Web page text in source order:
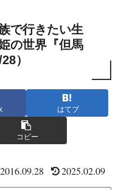
で行きたい生
の世界『但馬
）
はてブ
コピー
2016.09.28 2025.02.09